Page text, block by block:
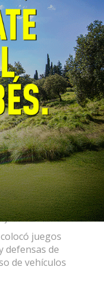
basural,
barrio
juegos
defensas de
de vehículos